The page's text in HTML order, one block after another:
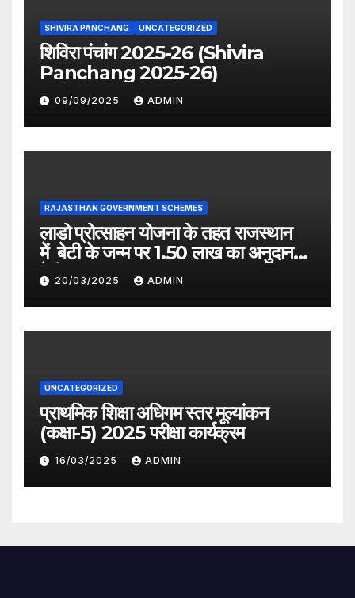
SHIVIRA PANCHANG UNCATEGORIZED
शिविरा पंचांग 2025-26 (Shivira
Panchang 2025-26)
09/09/2025 ADMIN
RAJASTHAN GOVERNMENT SCHEMES
लाडो प्रोत्साहन योजना के तहत राजस्थान
में बेटी के जन्म पर 1.50 लाख का अनुदान
देगी सरकार
20/03/2025 ADMIN
UNCATEGORIZED
प्राथमिक शिक्षा अधिगम स्तर मूल्यांकन
(कक्षा-5) 2025 परीक्षा कार्यक्रम
16/03/2025 ADMIN